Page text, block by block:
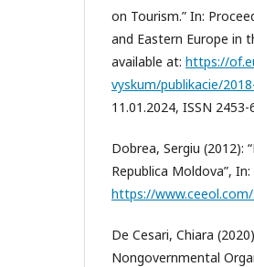
on Tourism.” In:
and Eastern Europe in
available at: https://
vyskum/publikacie/
11.01.2024, ISSN 2453-
Dobrea, Sergiu (2012):
Republica Moldova”,
https://
De Cesari, Chiara
Nongovernmental